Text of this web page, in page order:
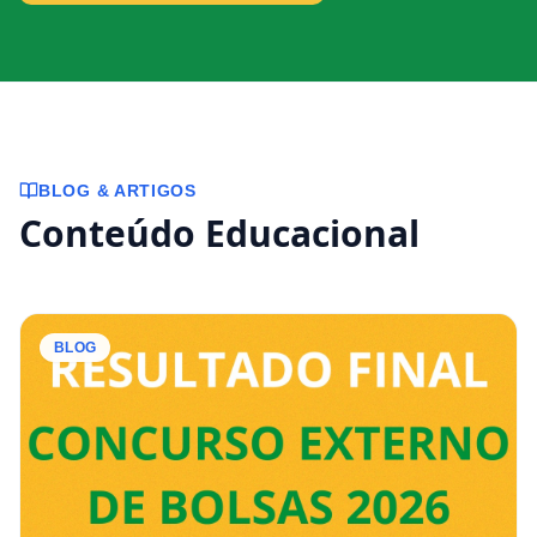
BLOG & ARTIGOS
Conteúdo Educacional
BLOG